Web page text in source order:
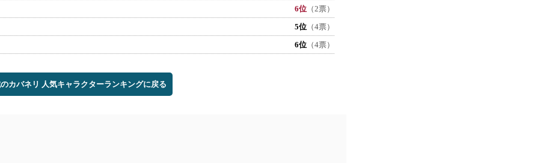
6位 （2票）
5位 （4票）
6位 （4票）
カバネリ 人気キャラクターランキングに戻る